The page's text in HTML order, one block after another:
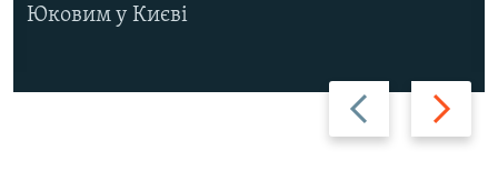
Назад Вперед
Юковим у Києві